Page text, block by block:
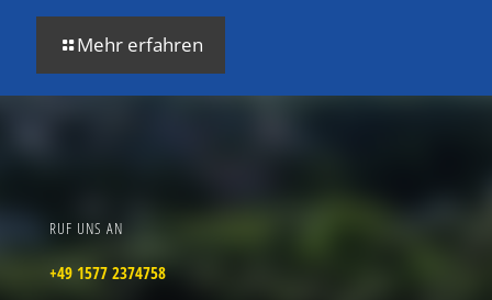
Mehr erfahren
RUF UNS AN
+49 1577 2374758